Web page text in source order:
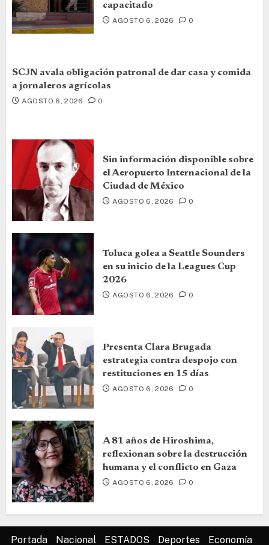
capacitado
AGOSTO 6, 2026 0
SCJN avala obligación patronal de dar casa y comida
a jornaleros agrícolas
AGOSTO 6, 2026 0
Sin información disponible sobre
el Aeropuerto Internacional de la
Ciudad de México
AGOSTO 6, 2026 0
Toluca golea a Seattle Sounders
en su inicio de la Leagues Cup
2026
AGOSTO 6, 2026 0
Presenta Clara Brugada
estrategia contra despojo con
restituciones en 15 días
AGOSTO 6, 2026 0
A 81 años de Hiroshima,
reflexionan sobre la destrucción
humana y el conflicto en Gaza
AGOSTO 6, 2026 0
Portada Nacional ESTADOS Deportes Economía